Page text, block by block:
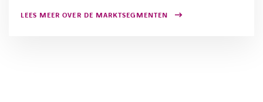
LEES MEER OVER DE MARKTSEGMENTEN